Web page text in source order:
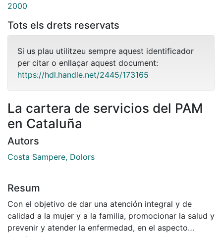
2000
Tots els drets reservats
Si us plau utilitzeu sempre aquest identificador
per citar o enllaçar aquest document:
https://hdl.handle.net/2445/173165
La cartera de servicios del PAM
en Cataluña
Autors
Costa Sampere, Dolors
Resum
Con el objetivo de dar una atención integral y de
calidad a la mujer y a la familia, promocionar la salud y
prevenir y atender la enfermedad, en el aspecto